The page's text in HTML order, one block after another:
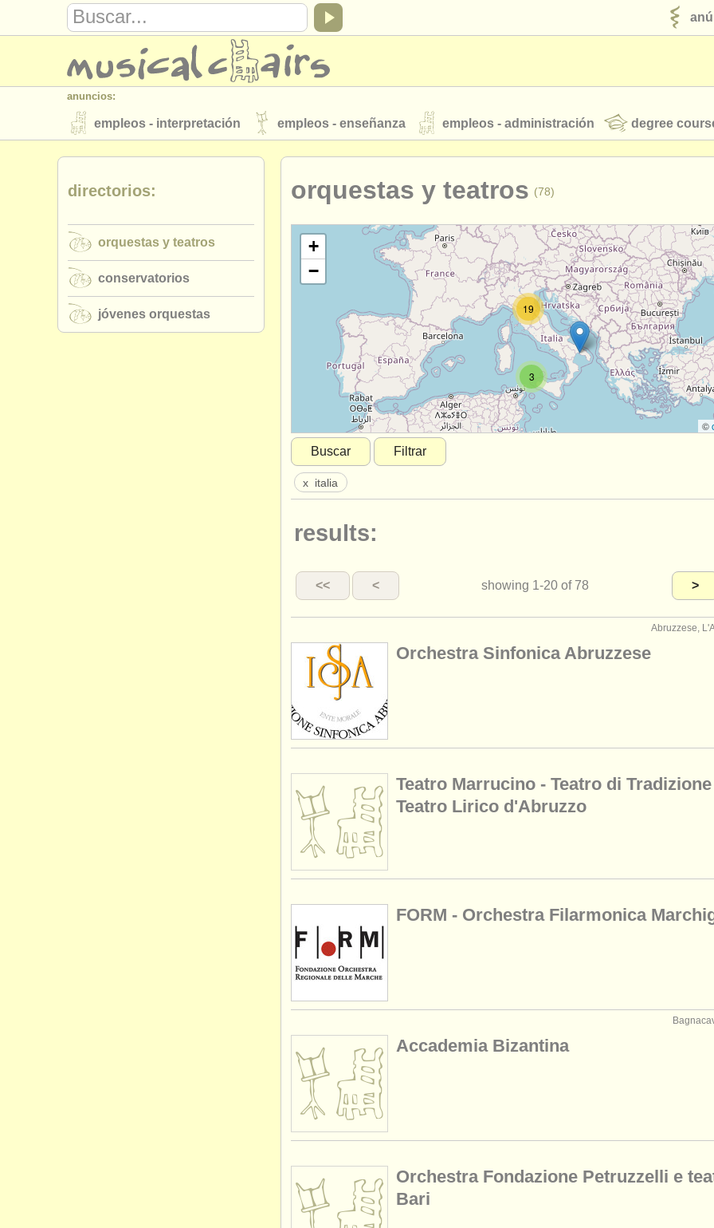
anuncios:
empleos - interpretación empleos - enseñanza empleos - administración degree
instrumentos en venta instrumentos robados
directorios:
musicalchairs:
contáctenos fuentes rss noticias sobre música clásica
editor:
anúnciese con nosotros find out about ourATS ATSfaq iniciar sesión
orquestas y teatros (78)
3
19
+
−
©
Buscar
Filtrar
x italia
results:
<< < showing 1-20 of 78 >
Abruzzese,
Orchestra Sinfonica Abruzzese
Teatro Marrucino - Teatro di
Teatro Lirico d'Abruzzo
FORM - Orchestra Filarmonica
Accademia Bizantina
Orchestra Fondazione Petruzzelli e
Bari
directorios:
orquestas y teatros
conservatorios
jóvenes orquestas